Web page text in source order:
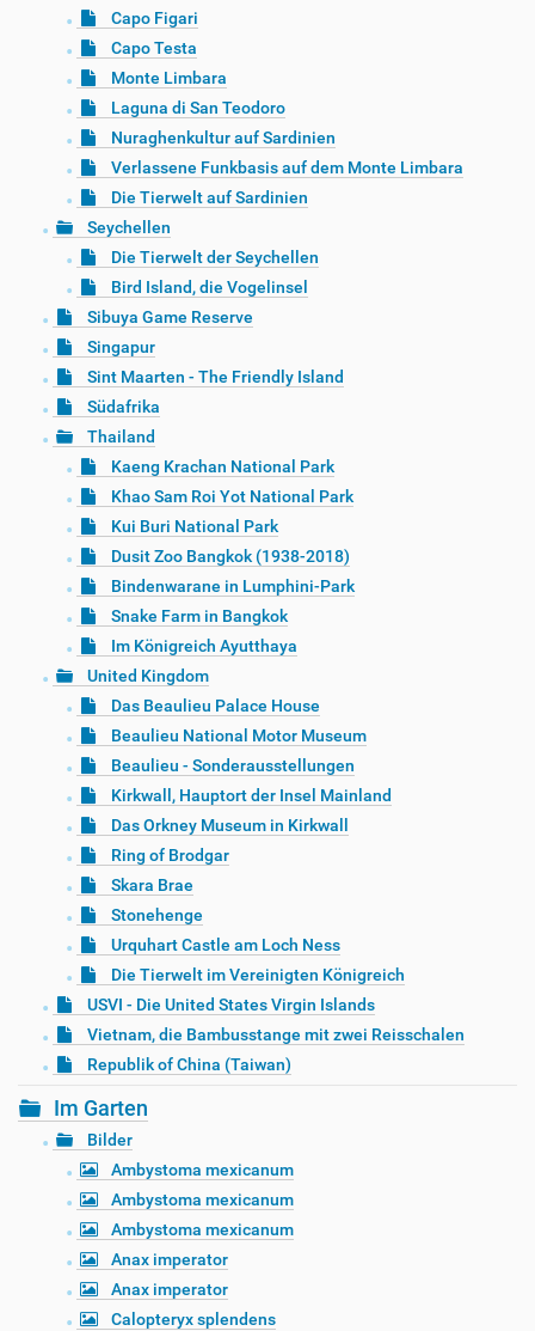
Capo Figari
Capo Testa
Monte Limbara
Laguna di San Teodoro
Nuraghenkultur auf Sardinien
Verlassene Funkbasis auf dem Monte Limbara
Die Tierwelt auf Sardinien
Seychellen
Die Tierwelt der Seychellen
Bird Island, die Vogelinsel
Sibuya Game Reserve
Singapur
Sint Maarten - The Friendly Island
Südafrika
Thailand
Kaeng Krachan National Park
Khao Sam Roi Yot National Park
Kui Buri National Park
Dusit Zoo Bangkok (1938-2018)
Bindenwarane in Lumphini-Park
Snake Farm in Bangkok
Im Königreich Ayutthaya
United Kingdom
Das Beaulieu Palace House
Beaulieu National Motor Museum
Beaulieu - Sonderausstellungen
Kirkwall, Hauptort der Insel Mainland
Das Orkney Museum in Kirkwall
Ring of Brodgar
Skara Brae
Stonehenge
Urquhart Castle am Loch Ness
Die Tierwelt im Vereinigten Königreich
USVI - Die United States Virgin Islands
Vietnam, die Bambusstange mit zwei Reisschalen
Republik of China (Taiwan)
Im Garten
Bilder
Ambystoma mexicanum
Ambystoma mexicanum
Ambystoma mexicanum
Anax imperator
Anax imperator
Calopteryx splendens